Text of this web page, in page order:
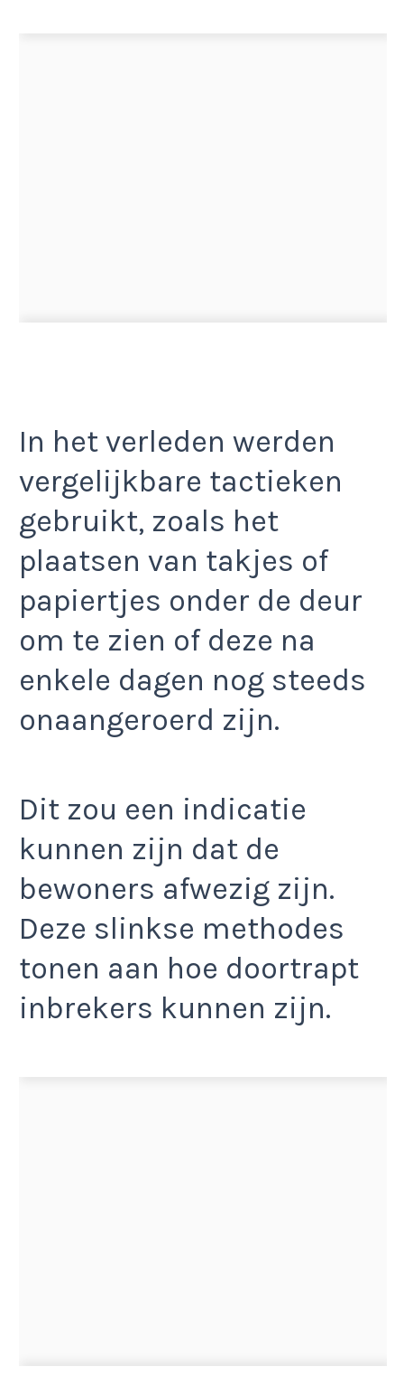
In het verleden werden
vergelijkbare tactieken
gebruikt, zoals het
plaatsen van takjes of
papiertjes onder de deur
om te zien of deze na
enkele dagen nog steeds
onaangeroerd zijn.
Dit zou een indicatie
kunnen zijn dat de
bewoners afwezig zijn.
Deze slinkse methodes
tonen aan hoe doortrapt
inbrekers kunnen zijn.